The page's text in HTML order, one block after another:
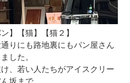
】【猫】【猫２】
りにも路地裏にもパン屋さん
した。
、若い人たちがアイスクリー